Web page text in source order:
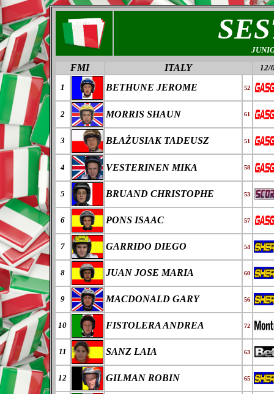
FMI ITALY 12/
1 BETHUNE JEROME 52
2 MORRIS SHAUN 61
3 BŁAŻUSIAK TADEUSZ 51
4 VESTERINEN MIKA 58
5 BRUAND CHRISTOPHE 53
6 PONS ISAAC 57
7 GARRIDO DIEGO 54
8 JUAN JOSE MARIA 60
9 MACDONALD GARY 56
10 FISTOLERA ANDREA 72
11 SANZ LAIA 63
12 GILMAN ROBIN 65